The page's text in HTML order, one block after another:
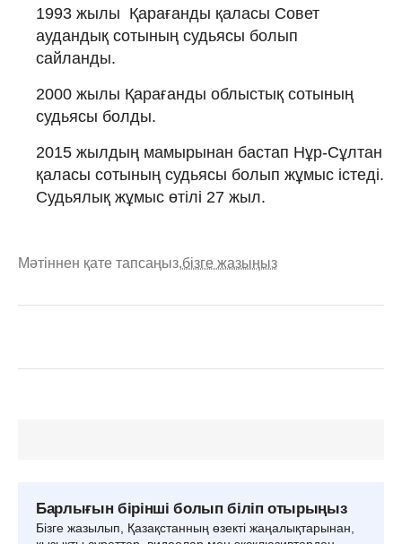
1993 жылы Қарағанды қаласы Совет
аудандық сотының судьясы болып
сайланды.
2000 жылы Қарағанды облыстық сотының
судьясы болды.
2015 жылдың мамырынан бастап Нұр-Сұлтан
қаласы сотының судьясы болып жұмыс істеді.
Судьялық жұмыс өтілі 27 жыл.
Мәтіннен қате тапсаңыз,бізге жазыңыз
Барлығын бірінші болып біліп отырыңыз
Бізге жазылып, Қазақстанның өзекті жаңалықтарынан,